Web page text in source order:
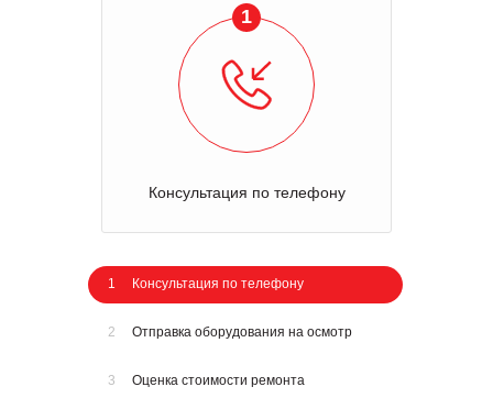
1
Консультация по телефону
1 Консультация по телефону
2 Отправка оборудования на осмотр
3 Оценка стоимости ремонта